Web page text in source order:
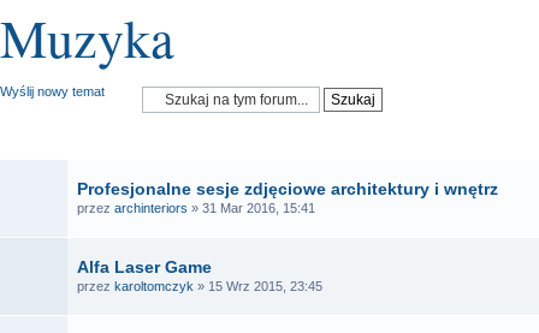
Muzyka
Wyślij nowy temat
Profesjonalne sesje zdjęciowe architektury i wnętrz
przez archinteriors » 31 Mar 2016, 15:41
Alfa Laser Game
przez karoltomczyk » 15 Wrz 2015, 23:45